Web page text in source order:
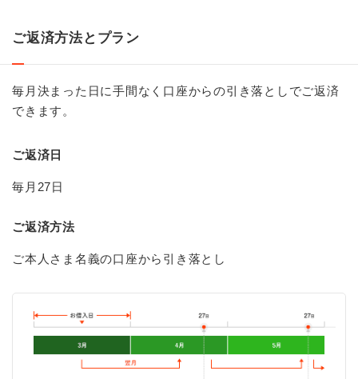
ご返済方法とプラン
毎月決まった日に手間なく口座からの引き落としでご返済
できます。
ご返済日
毎月27日
ご返済方法
ご本人さま名義の口座から引き落とし